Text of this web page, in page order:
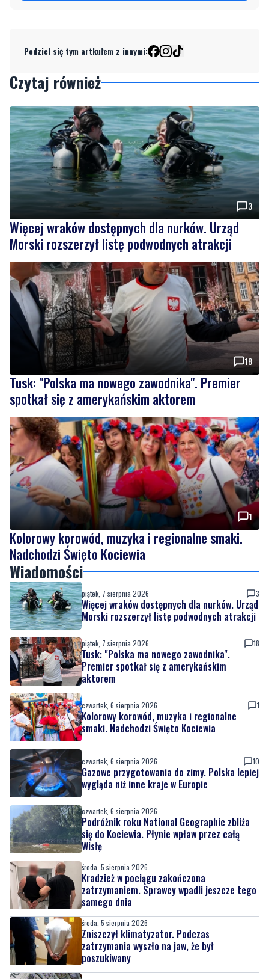
Podziel się tym artkułem z innymi:
Czytaj również
3
Więcej wraków dostępnych dla nurków. Urząd
Morski rozszerzył listę podwodnych atrakcji
18
Tusk: "Polska ma nowego zawodnika". Premier
spotkał się z amerykańskim aktorem
1
Kolorowy korowód, muzyka i regionalne smaki.
Nadchodzi Święto Kociewia
Wiadomości
piątek, 7 sierpnia 2026 3
Więcej wraków dostępnych dla nurków. Urząd
Morski rozszerzył listę podwodnych atrakcji
piątek, 7 sierpnia 2026 18
Tusk: "Polska ma nowego zawodnika".
Premier spotkał się z amerykańskim
aktorem
czwartek, 6 sierpnia 2026 1
Kolorowy korowód, muzyka i regionalne
smaki. Nadchodzi Święto Kociewia
czwartek, 6 sierpnia 2026 10
Gazowe przygotowania do zimy. Polska lepiej
wygląda niż inne kraje w Europie
czwartek, 6 sierpnia 2026
Podróżnik roku National Geographic zbliża
się do Kociewia. Płynie wpław przez całą
Wisłę
środa, 5 sierpnia 2026
Kradzież w pociągu zakończona
zatrzymaniem. Sprawcy wpadli jeszcze tego
samego dnia
środa, 5 sierpnia 2026
Zniszczył klimatyzator. Podczas
zatrzymania wyszło na jaw, że był
poszukiwany